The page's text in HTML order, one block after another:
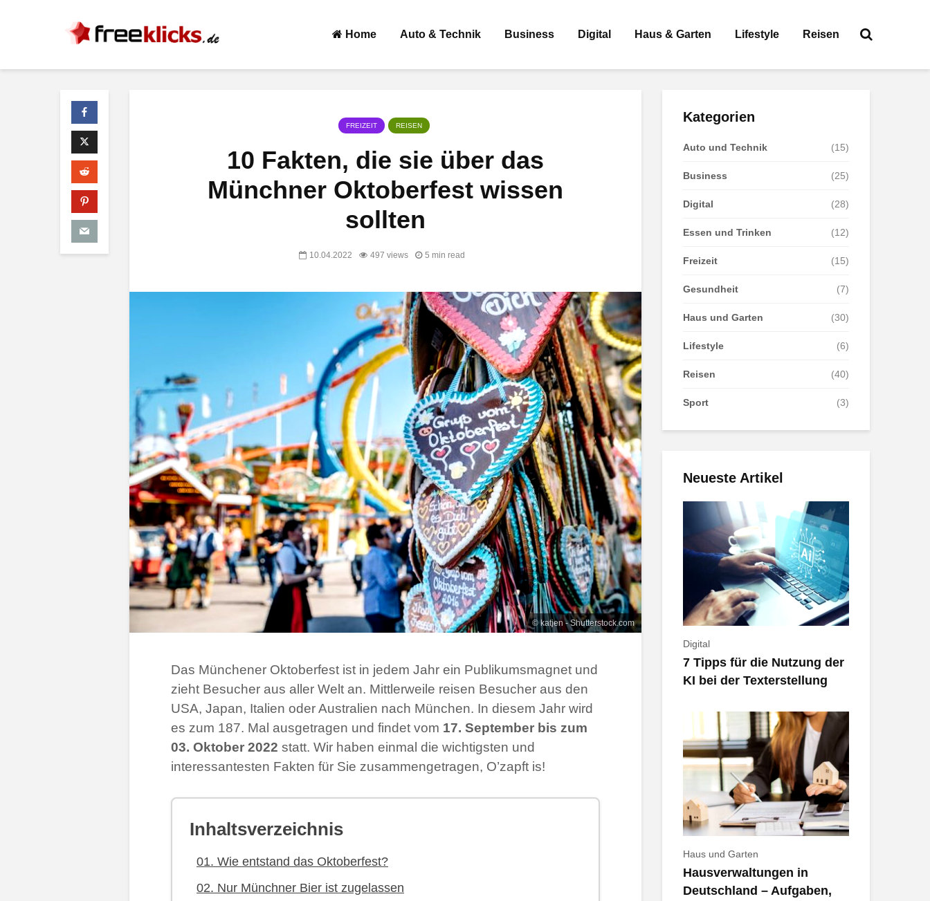
Home Auto & Technik Business Digital Haus & Garten Lifestyle Reisen
FREIZEIT REISEN
10 Fakten, die sie über das
Münchner Oktoberfest wissen
sollten
10.04.2022 497 views 5 min read
© katjen - Shutterstock.com
Das Münchener Oktoberfest ist in jedem Jahr ein Publikumsmagnet und
zieht Besucher aus aller Welt an. Mittlerweile reisen Besucher aus den
USA, Japan, Italien oder Australien nach München. In diesem Jahr wird
es zum 187. Mal ausgetragen und findet vom 17. September bis zum
03. Oktober 2022 statt. Wir haben einmal die wichtigsten und
interessantesten Fakten für Sie zusammengetragen, O’zapft is!
Inhaltsverzeichnis
01. Wie entstand das Oktoberfest?
02. Nur Münchner Bier ist zugelassen
Kategorien
Auto und Technik (15)
Business (25)
Digital (28)
Essen und Trinken (12)
Freizeit (15)
Gesundheit (7)
Haus und Garten (30)
Lifestyle (6)
Reisen (40)
Sport (3)
Neueste Artikel
Digital
7 Tipps für die Nutzung der
KI bei der Texterstellung
Haus und Garten
Hausverwaltungen in
Deutschland – Aufgaben,